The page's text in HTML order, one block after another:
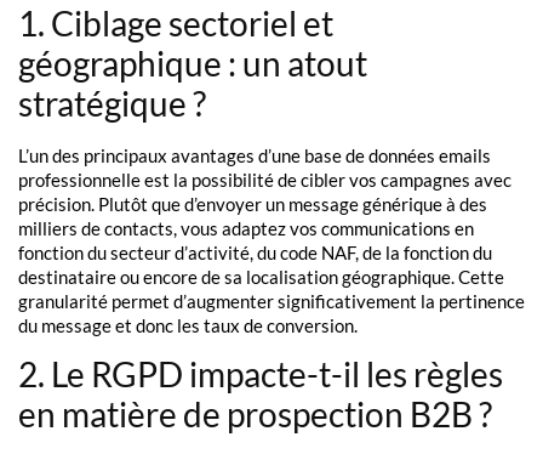
1. Ciblage sectoriel et
géographique : un atout
stratégique ?
L’un des principaux avantages d’une base de données emails
professionnelle est la possibilité de cibler vos campagnes avec
précision. Plutôt que d’envoyer un message générique à des
milliers de contacts, vous adaptez vos communications en
fonction du secteur d’activité, du code NAF, de la fonction du
destinataire ou encore de sa localisation géographique. Cette
granularité permet d’augmenter significativement la pertinence
du message et donc les taux de conversion.
2. Le RGPD impacte-t-il les règles
en matière de prospection B2B ?